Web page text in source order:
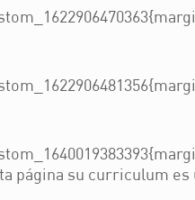
página su curriculum es